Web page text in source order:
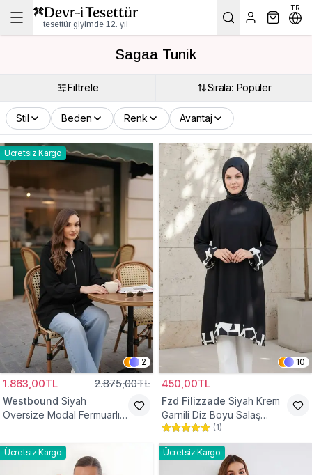
tesettür giyimde 12. yıl
TR
Sagaa Tunik
Filtrele Sırala: Popüler
Stil Beden Renk Avantaj
Ücretsiz Kargo
2
1.863,00TL 2.875,00TL
Westbound Siyah
Oversize Modal Fermuarlı
10
450,00TL
Fzd Filizzade Siyah Krem
Garnili Diz Boyu Salaş
Tunik
(1)
Ücretsiz Kargo Ücretsiz Kargo